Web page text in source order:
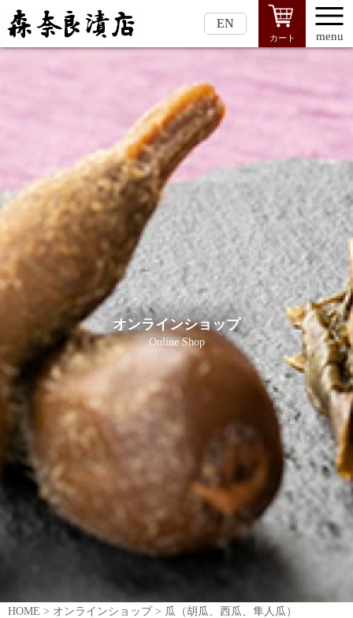
EN
カート menu
オンラインショップ
Online Shop
HOME > オンラインショップ > 瓜（胡瓜、西瓜、隼人瓜）